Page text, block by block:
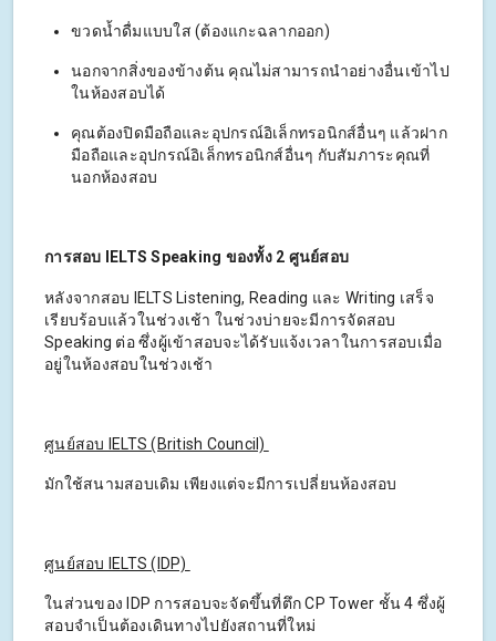
ขวดน้ำดื่มแบบใส (ต้องแกะฉลากออก)
นอกจากสิ่งของข้างต้น คุณไม่สามารถนำอย่างอื่นเข้าไป
ในห้องสอบได้
คุณต้องปิดมือถือและอุปกรณ์อิเล็กทรอนิกส์อื่นๆ แล้วฝาก
มือถือและอุปกรณ์อิเล็กทรอนิกส์อื่นๆ กับสัมภาระคุณที่
นอกห้องสอบ
การสอบ IELTS Speaking ของทั้ง 2 ศูนย์สอบ
หลังจากสอบ IELTS Listening, Reading และ Writing เสร็จ
เรียบร้อบแล้วในช่วงเช้า ในช่วงบ่ายจะมีการจัดสอบ
Speaking ต่อ ซึ่งผู้เข้าสอบจะได้รับแจ้งเวลาในการสอบเมื่อ
อยู่ในห้องสอบในช่วงเช้า
ศูนย์สอบ IELTS (British Council)
มักใช้สนามสอบเดิม เพียงแต่จะมีการเปลี่ยนห้องสอบ
ศูนย์สอบ IELTS (IDP)
ในส่วนของ IDP การสอบจะจัดขึ้นที่ตึก CP Tower ชั้น 4 ซึ่งผู้
สอบจำเป็นต้องเดินทางไปยังสถานที่ใหม่